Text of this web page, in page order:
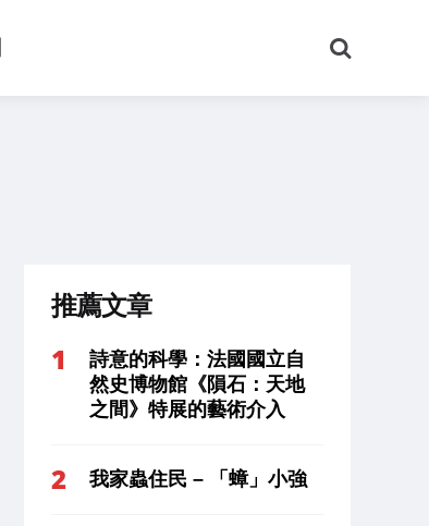
尋
推薦文章
詩意的科學：法國國立自
然史博物館《隕石：天地
之間》特展的藝術介入
我家蟲住民 – 「蟑」小強